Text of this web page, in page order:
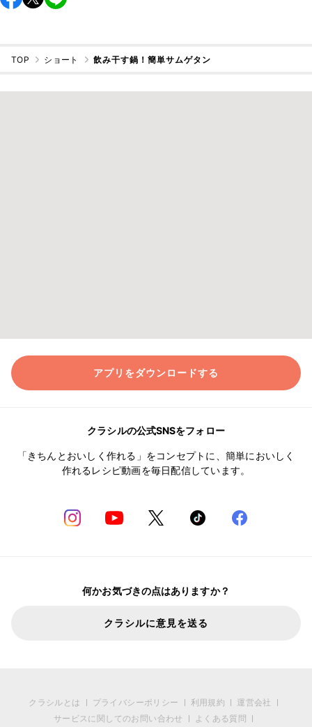
TOP ショート 飲み干す鍋！簡単サムゲタン
アプリをダウンロードする
クラシルの公式SNSをフォロー
「きちんとおいしく作れる」をコンセプトに、簡単においしく
作れるレシピ動画を毎日配信しています。
何かお気づきの点はありますか？
クラシルに意見を送る
クラシルとは プライバシーポリシー 利用規約
運営会社
サービスに関してのお問い合わせ
よくある質問